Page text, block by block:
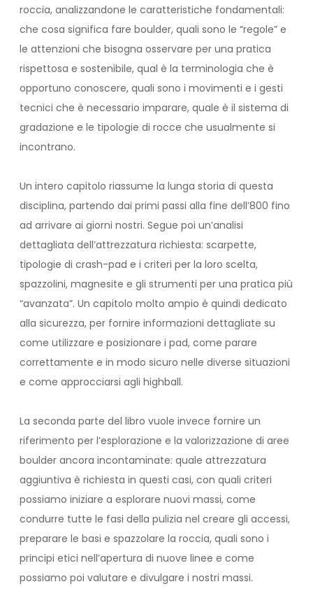
roccia, analizzandone le caratteristiche fondamentali:
che cosa significa fare boulder, quali sono le “regole” e
le attenzioni che bisogna osservare per una pratica
rispettosa e sostenibile, qual è la terminologia che è
opportuno conoscere, quali sono i movimenti e i gesti
tecnici che è necessario imparare, quale è il sistema di
gradazione e le tipologie di rocce che usualmente si
incontrano.
Un intero capitolo riassume la lunga storia di questa
disciplina, partendo dai primi passi alla fine dell’800 fino
ad arrivare ai giorni nostri. Segue poi un’analisi
dettagliata dell’attrezzatura richiesta: scarpette,
tipologie di crash-pad e i criteri per la loro scelta,
spazzolini, magnesite e gli strumenti per una pratica più
“avanzata”. Un capitolo molto ampio è quindi dedicato
alla sicurezza, per fornire informazioni dettagliate su
come utilizzare e posizionare i pad, come parare
correttamente e in modo sicuro nelle diverse situazioni
e come approcciarsi agli highball.
La seconda parte del libro vuole invece fornire un
riferimento per l’esplorazione e la valorizzazione di aree
boulder ancora incontaminate: quale attrezzatura
aggiuntiva è richiesta in questi casi, con quali criteri
possiamo iniziare a esplorare nuovi massi, come
condurre tutte le fasi della pulizia nel creare gli accessi,
preparare le basi e spazzolare la roccia, quali sono i
principi etici nell’apertura di nuove linee e come
possiamo poi valutare e divulgare i nostri massi.